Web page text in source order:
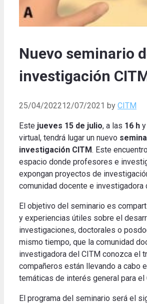
Nuevo seminario
investigación
25/04/202212/07/2021 by CITM
Este jueves 15 de julio, a las 16 h
virtual, tendrá lugar un nuevo
investigación CITM. Este
espacio donde profesores e
expongan proyectos de
comunidad docente e investigadora
El objetivo del seminario es
y experiencias útiles sobre el
investigaciones, doctorales o
mismo tiempo, que la comunidad
investigadora del CITM conozca el
compañeros están llevando a cabo
temáticas de interés general para el
El programa del seminario será el